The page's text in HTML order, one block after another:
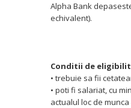
Alpha Bank
echivalent).
Conditii de
• trebuie sa fii
• poti fi salariat, cu
actualul loc de